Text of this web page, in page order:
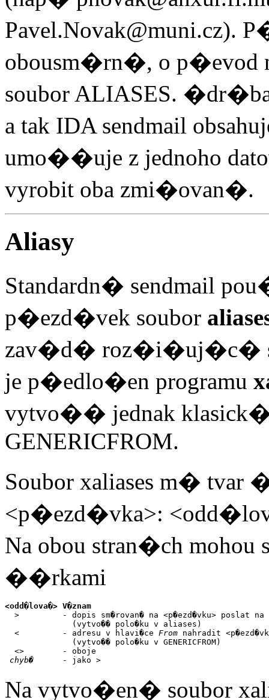
Pavel.Novak@muni.cz).
obousm�rn�, o p�evod
soubor ALIASES.
a tak IDA sendmail
umo��uje z jednoho
vyrobit oba zmi�ovan�.
Aliasy
Standardn� sendmail
p�ezd�vek soubor
zav�d� roz�i�uj�c�
je p�edlo�en programu
vytvo�� jednak klasick�
GENERICFROM.
Soubor xaliases m� tvar
<p�ezd�vka>:
Na obou stran�ch
��rkami
<odd�lova�> V�znam
>         - dopis sm�rovan� na <p�ezd�vku> poslat na
              (vytvo�� polo�ku v aliases)
  <         - adresu v hlavi�ce
From nahradit
              (vytvo�� polo�ku v GENERICFROM)
  <>        - oboje
chyb�
      - jako >
Na vytvo�en� soubor